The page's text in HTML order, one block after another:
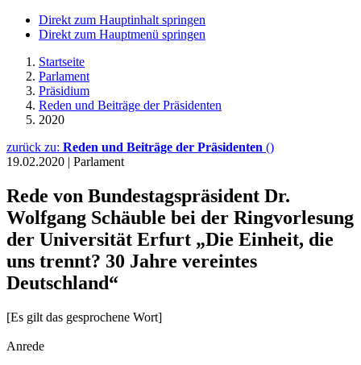
Direkt zum Hauptinhalt springen
Direkt zum Hauptmenü springen
Startseite
Parlament
Präsidium
Reden und Beiträge der Präsidenten
2020
zurück zu: Reden und Beiträge der Präsidenten ()
19.02.2020 | Parlament
Rede von Bundestagspräsident Dr.
Wolfgang Schäuble bei der Ringvorlesung
der Universität Erfurt „Die Einheit, die
uns trennt? 30 Jahre vereintes
Deutschland“
[Es gilt das gesprochene Wort]
Anrede